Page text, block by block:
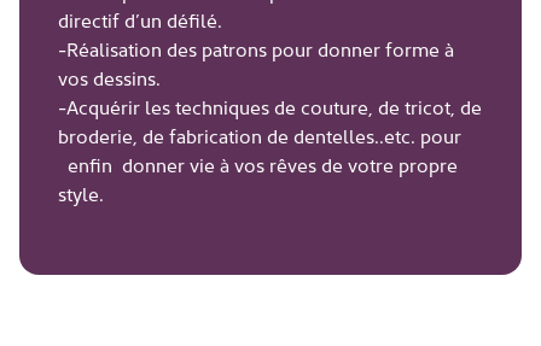
directif d’un défilé.
-Réalisation des patrons pour donner forme à
vos dessins.
-Acquérir les techniques de couture, de tricot, de
broderie, de fabrication de dentelles..etc. pour
enfin donner vie à vos rêves de votre propre
style.